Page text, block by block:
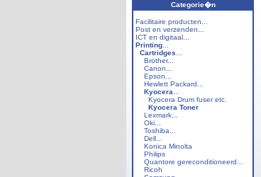
Categorie�n
Facilitaire producten...
Post en verzenden...
ICT en digitaal...
Printing
Cartridges
Brother...
Canon...
Epson...
Hewlett Packard...
Kyocera
Kyocera Drum fuser etc.
Kyocera Toner
Lexmark...
Oki...
Toshiba...
Dell...
Konica Minolta
Philips
Quantore gereconditioneerd...
Ricoh